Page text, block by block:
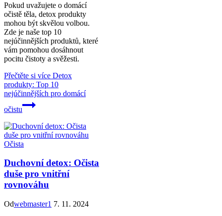
Pokud uvažujete o domácí
očistě těla, detox produkty
mohou být skvělou volbou.
Zde je naše top 10
nejúčinnějších produktů, které
vám pomohou dosáhnout
pocitu čistoty a svěžesti.
Přečtěte si více Detox
produkty: Top 10
nejúčinnějších pro domácí
očistu
Očista
Duchovní detox: Očista
duše pro vnitřní
rovnováhu
Odwebmaster1 7. 11. 2024